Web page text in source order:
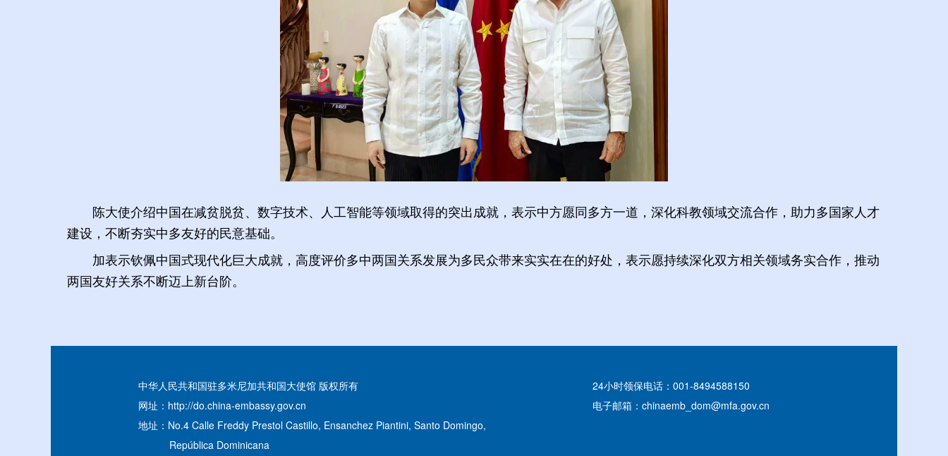
陈大使介绍中国在减贫脱贫、数字技术、人工智能等领域取得的突出成就，表示中方愿同多方一道，深化科教领域交流合作，助力多国家人才
建设，不断夯实中多友好的民意基础。
加表示钦佩中国式现代化巨大成就，高度评价多中两国关系发展为多民众带来实实在在的好处，表示愿持续深化双方相关领域务实合作，推动
两国友好关系不断迈上新台阶。
中华人民共和国驻多米尼加共和国大使馆 版权所有
网址：http://do.china-embassy.gov.cn
地址：No.4 Calle Freddy Prestol Castillo, Ensanchez Piantini, Santo Domingo,
República Dominicana
24小时领保电话：001-8494588150
电子邮箱：chinaemb_dom@mfa.gov.cn